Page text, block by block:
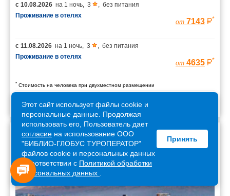
с 10.08.2026 на 1 ночь 3
без питания
Проживание в отелях
от 7143 *
с 11.08.2026 на 1 ночь 3
без питания
Проживание в отелях
от 4635 *
* Стоимость на человека при двухместном размещении
Армения
Этот сайт использует файлы cookie и
персональные данные. Продолжая
использовать его, Пользователь дает
согласие на использование ООО
"БИБЛИО-ГЛОБУС ТУРОПЕРАТОР"
файлов cookie и персональных данных
в соответствии с Политикой обработки
персональных данных
Принять